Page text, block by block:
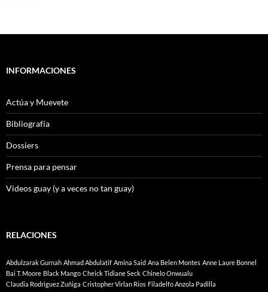
INFORMACIONES
Actúa y Muevete
Bibliografía
Dossiers
Prensa para pensar
Videos guay (y a veces no tan guay)
RELACIONES
Abdulzarak Gurnah Ahmad Abdulatif Amina Said Ana Belen Montes Anne Laure Bonnel
Bai T. Moore Black Mango Cheick Tidiane Seck Chinelo Onwualu
Claudia Rodriguez Zuñiga Cristopher Virlan Rios Filadelfo Anzola Padilla